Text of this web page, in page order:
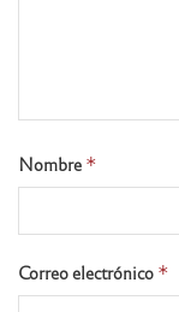
Nombre *
Correo electrónico *